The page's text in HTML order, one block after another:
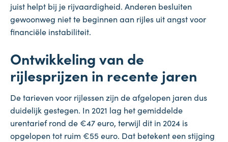
juist helpt bij je rijvaardigheid. Anderen besluiten
gewoonweg niet te beginnen aan rijles uit angst voor
financiële instabiliteit.
Ontwikkeling van de
rijlesprijzen in recente jaren
De tarieven voor rijlessen zijn de afgelopen jaren dus
duidelijk gestegen. In 2021 lag het gemiddelde
urentarief rond de €47 euro, terwijl dit in 2024 is
opgelopen tot ruim €55 euro. Dat betekent een stijging